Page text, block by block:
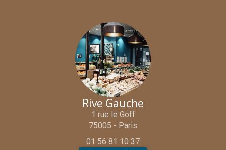
Rive Gauche
1 rue le Goff
75005 - Paris
01 56 81 10 37